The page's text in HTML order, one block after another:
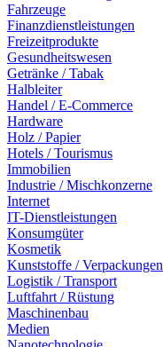
Fahrzeuge
Finanzdienstleistungen
Freizeitprodukte
Gesundheitswesen
Getränke / Tabak
Halbleiter
Handel / E-Commerce
Hardware
Holz / Papier
Hotels / Tourismus
Immobilien
Industrie / Mischkonzerne
Internet
IT-Dienstleistungen
Konsumgüter
Kosmetik
Kunststoffe / Verpackungen
Logistik / Transport
Luftfahrt / Rüstung
Maschinenbau
Medien